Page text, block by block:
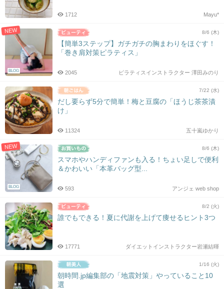
Mayu*
1712
NEW
BLOG
8/6 (木)
【簡単3ステップ】ガチガチの胸まわりをほぐす！
「巻き肩対策ピラティス」
ピラティスインストラクター 澤田みのり
2045
7/22 (水)
だし要らず5分で簡単！梅と豆腐の「ほうじ茶茶漬
け」
五十嵐ゆかり
11324
NEW
BLOG
8/6 (木)
スマホやハンディファンも入る！ちょい足しで便利
＆かわいい「本革バッグ型...
アンジェ web shop
593
8/2 (火)
誰でもできる！夏に代謝を上げて痩せるヒント3つ
ダイエットインストラクター岩瀬結暉
17771
1/16 (火)
朝時間.jp編集部の「地震対策」やっていること10
選